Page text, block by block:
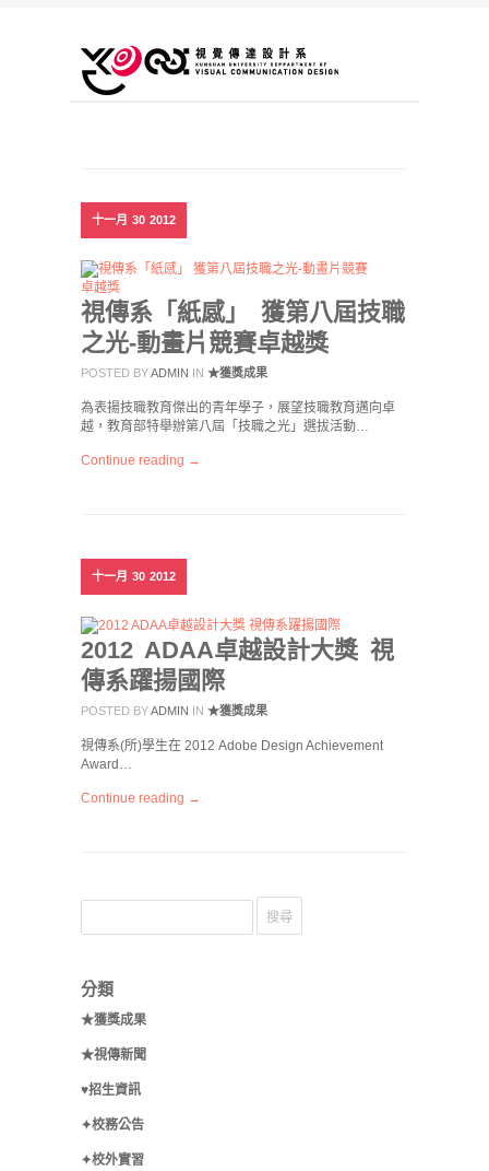
十一月 30 2012
視傳系「紙感」 獲第八屆技職
之光-動畫片競賽卓越獎
POSTED BYADMIN IN ★獲獎成果
為表揚技職教育傑出的青年學子，展望技職教育邁向卓
越，教育部特舉辦第八屆「技職之光」選拔活動…
Continue reading →
十一月 30 2012
2012 ADAA卓越設計大獎 視
傳系躍揚國際
POSTED BYADMIN IN ★獲獎成果
視傳系(所)學生在 2012 Adobe Design Achievement
Award…
Continue reading →
分類
★獲獎成果
★視傳新聞
♥招生資訊
✦校務公告
✦校外實習